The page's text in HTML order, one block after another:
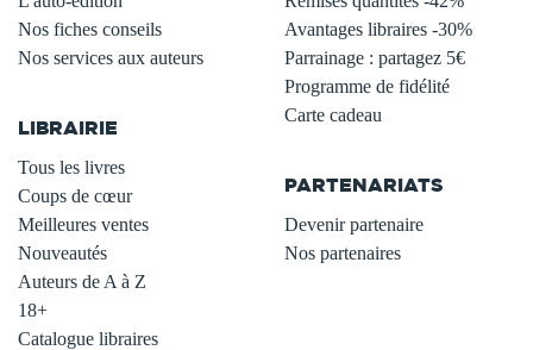
Nos fiches conseils
Nos services aux auteurs
LIBRAIRIE
Tous les livres
Coups de cœur
Meilleures ventes
Nouveautés
Auteurs de A à Z
18+
Catalogue libraires
Avantages libraires -30%
Parrainage : partagez 5€
Programme de fidélité
Carte cadeau
PARTENARIATS
Devenir partenaire
Nos partenaires